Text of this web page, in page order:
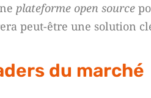
plateforme open source
peut-être une solution
du marché